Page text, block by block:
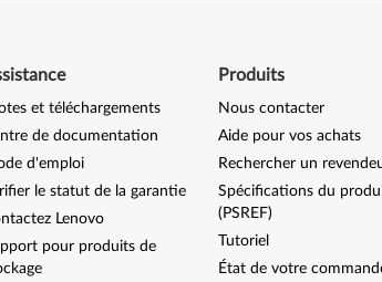
et téléchargements
de documentation
d'emploi
le statut de la garantie
Lenovo
pour produits de
Produits
Nous contacter
Aide pour vos achats
Rechercher un
Spécifications du
(PSREF)
Tutoriel
État de votre